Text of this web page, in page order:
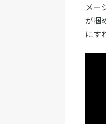
メー
が掴
にす